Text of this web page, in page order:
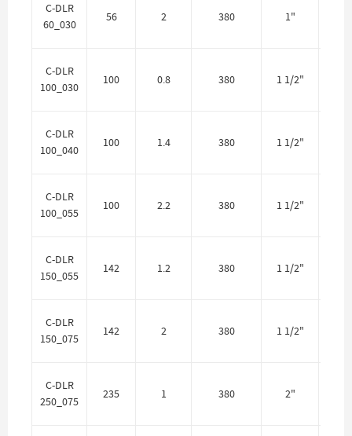
C-DLR
60_030
56 2 380 1"
C-DLR
100_030
100 0.8 380 1 1/2"
C-DLR
100_040
100 1.4 380 1 1/2"
C-DLR
100_055
100 2.2 380 1 1/2"
C-DLR
150_055
142 1.2 380 1 1/2"
C-DLR
150_075
142 2 380 1 1/2"
C-DLR
250_075
235 1 380 2"